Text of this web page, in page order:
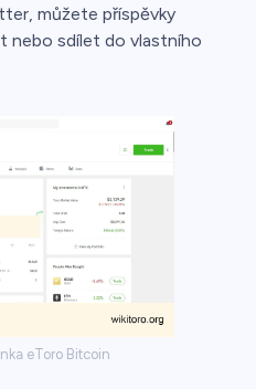
můžete příspěvky
nebo sdílet do vlastního
eToro Bitcoin